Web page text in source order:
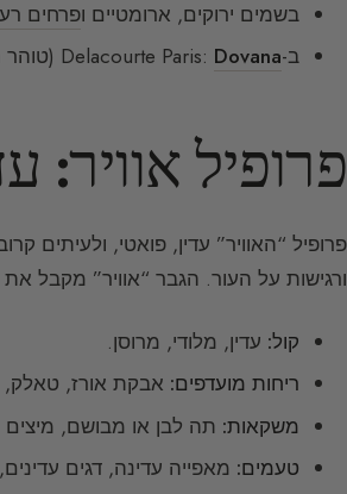
בשמים ירוקים, ארומטיים ופרחים
ב-Delacourte Paris:Dovana (טוהר
פרופיל אוויר:
פרופיל “האוויר” עדין, פואטי, ולעיתים
ורגישות על העור. הגבר “אוויר” מקבל
קול: עדין, מלודי, מרוסן.
ריחות מועדפים: אבקת אורז, טאלק,
משקאות: תה לבן או מבושם, מיצים
טעמים: מאפייה עדינה, דגים